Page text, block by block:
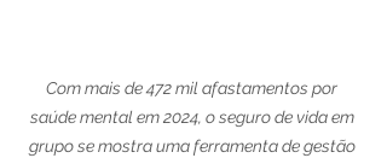
Com mais de 472 mil afastamentos por
saúde mental em 2024, o seguro de vida em
grupo se mostra uma ferramenta de gestão